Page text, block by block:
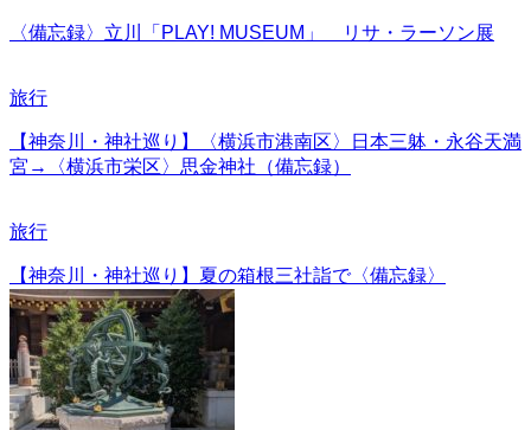
〈備忘録〉立川「PLAY! MUSEUM」 リサ・ラーソン展
旅行
【神奈川・神社巡り】〈横浜市港南区〉日本三躰・永谷天満
宮→〈横浜市栄区〉思金神社（備忘録）
旅行
【神奈川・神社巡り】夏の箱根三社詣で〈備忘録〉